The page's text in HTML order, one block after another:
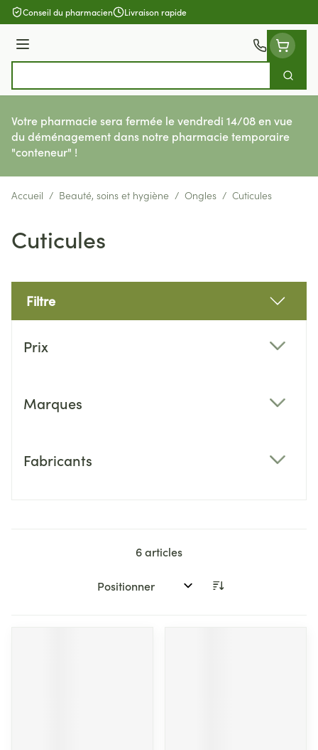
Aller au contenu
Conseil du pharmacien Livraison rapide
Menu
Votre pharmacie sera fermée le vendredi 14/08 en vue
du déménagement dans notre pharmacie temporaire
"conteneur" !
Accueil / Beauté, soins et hygiène / Ongles / Cuticules
Cuticules
Filtre
Prix
Marques
Fabricants
6articles
Trier par: